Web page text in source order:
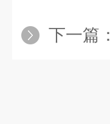
下一篇：